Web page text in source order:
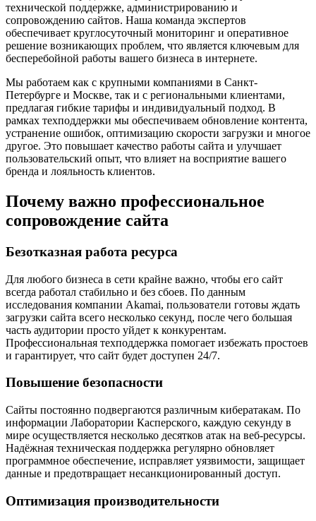
технической поддержке, администрированию и
сопровождению сайтов. Наша команда экспертов
обеспечивает круглосуточный мониторинг и оперативное
решение возникающих проблем, что является ключевым для
бесперебойной работы вашего бизнеса в интернете.
Мы работаем как с крупными компаниями в Санкт-
Петербурге и Москве, так и с региональными клиентами,
предлагая гибкие тарифы и индивидуальный подход. В
рамках техподдержки мы обеспечиваем обновление контента,
устранение ошибок, оптимизацию скорости загрузки и многое
другое. Это повышает качество работы сайта и улучшает
пользовательский опыт, что влияет на восприятие вашего
бренда и лояльность клиентов.
Почему важно профессиональное
сопровождение сайта
Безотказная работа ресурса
Для любого бизнеса в сети крайне важно, чтобы его сайт
всегда работал стабильно и без сбоев. По данным
исследования компании Akamai, пользователи готовы ждать
загрузки сайта всего несколько секунд, после чего большая
часть аудитории просто уйдет к конкурентам.
Профессиональная техподдержка помогает избежать простоев
и гарантирует, что сайт будет доступен 24/7.
Повышение безопасности
Сайты постоянно подвергаются различным кибератакам. По
информации Лаборатории Касперского, каждую секунду в
мире осуществляется несколько десятков атак на веб-ресурсы.
Надёжная техническая поддержка регулярно обновляет
программное обеспечение, исправляет уязвимости, защищает
данные и предотвращает несанкционированный доступ.
Оптимизация производительности